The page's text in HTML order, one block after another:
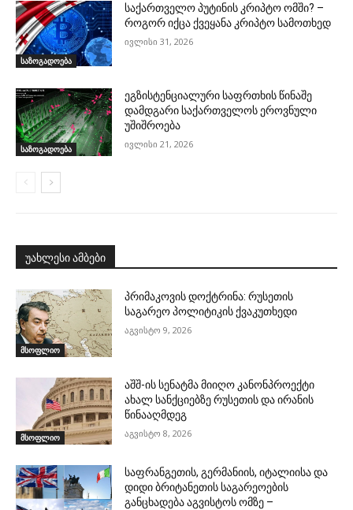
საზოგადოება
საქართველო პუტინის კრიპტო ომში? –
როგორ იქცა ქვეყანა კრიპტო სამოთხედ
ივლისი 31, 2026
საზოგადოება
ეგზისტენციალური საფრთხის წინაშე
დამდგარი საქართველოს ეროვნული
უშიშროება
ივლისი 21, 2026
უახლესი ამბები
მსოფლიო
პრიმაკოვის დოქტრინა: რუსეთის
საგარეო პოლიტიკის ქვაკუთხედი
აგვისტო 9, 2026
მსოფლიო
აშშ-ის სენატმა მიიღო კანონპროექტი
ახალ სანქციებზე რუსეთის და ირანის
წინააღმდეგ
აგვისტო 8, 2026
საფრანგეთის, გერმანიის, იტალიისა და
დიდი ბრიტანეთის საგარეოების
განცხადება აგვისტოს ომზე –